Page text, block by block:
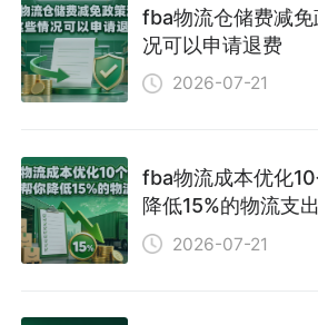
fba物流仓储费减
况可以申请退费
2026-07-21
fba物流成本优化
降低15%的物流支出
2026-07-21